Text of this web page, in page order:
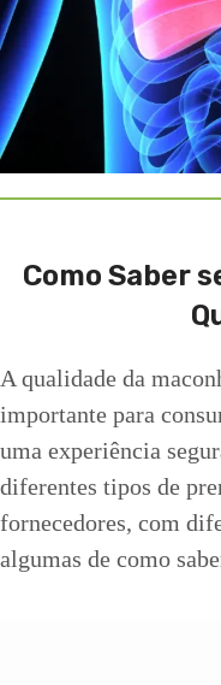
Como Saber
A qualidade da
importante para
uma experiência
diferentes tipos de
fornecedores, com
algumas de como